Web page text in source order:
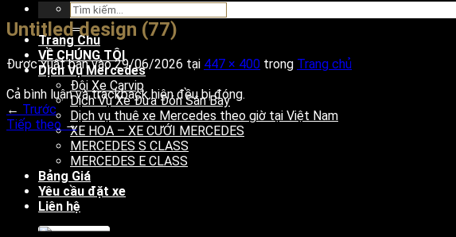
Tìm
kiếm:
Trang Chủ
VỀ CHÚNG TÔI
Dịch Vụ Mercedes
Đội Xe Carvip
Dịch Vụ Xe Đưa Đón Sân Bay
Dịch vụ thuê xe Mercedes theo giờ tại Việt Nam
XE HOA – XE CƯỚI MERCEDES
MERCEDES S CLASS
MERCEDES E CLASS
Bảng Giá
Yêu cầu đặt xe
Liên hệ
Untitled design (77)
Được xuất bản vào29/06/2026 tại 447 × 400 trong Trang chủ
Cả bình luận và trackback hiện đều bị đóng.
← Trước
Tiếp theo →